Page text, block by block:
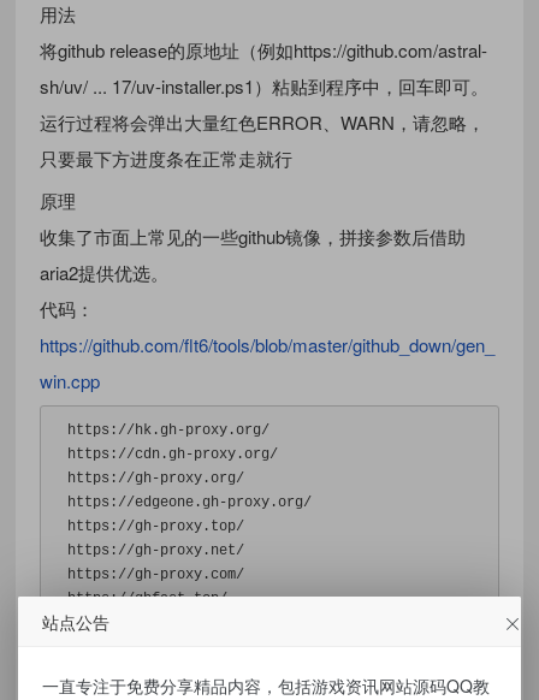
用法
将github release的原地址（例如https://github.com/astral-
sh/uv/ ... 17/uv-installer.ps1）粘贴到程序中，回车即可。
运行过程将会弹出大量红色ERROR、WARN，请忽略，
只要最下方进度条在正常走就行
原理
收集了市面上常见的一些github镜像，拼接参数后借助
aria2提供优选。
代码：
https://github.com/flt6/tools/blob/master/github_down/gen_
win.cpp
https://hk.gh-proxy.org/
https://cdn.gh-proxy.org/
https://gh-proxy.org/
https://edgeone.gh-proxy.org/
https://gh-proxy.top/
https://gh-proxy.net/
https://gh-proxy.com/
https://ghfast.top/
https://gh.ddlc.top/
站点公告
一直专注于免费分享精品内容，包括游戏资讯网站源码QQ教